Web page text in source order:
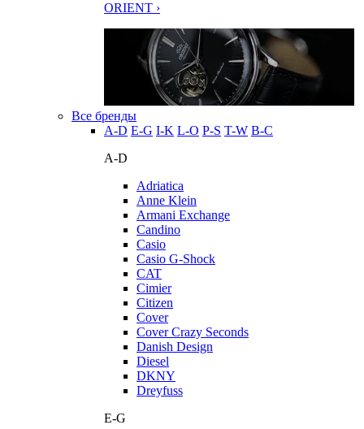
ORIENT ›
Все бренды
A-D E-G I-K L-O P-S T-W В-С
A-D
Adriatica
Anne Klein
Armani Exchange
Candino
Casio
Casio G-Shock
CAT
Cimier
Citizen
Cover
Cover Crazy Seconds
Danish Design
Diesel
DKNY
Dreyfuss
E-G